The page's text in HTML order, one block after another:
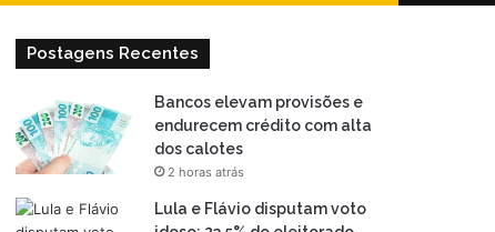
Postagens Recentes
Bancos elevam provisões e
endurecem crédito com alta
dos calotes
2 horas atrás
Lula e Flávio disputam voto